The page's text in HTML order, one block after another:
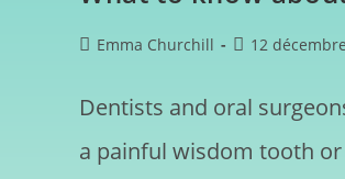
Emma Churchill 12
Dentists and oral
a painful wisdom tooth or